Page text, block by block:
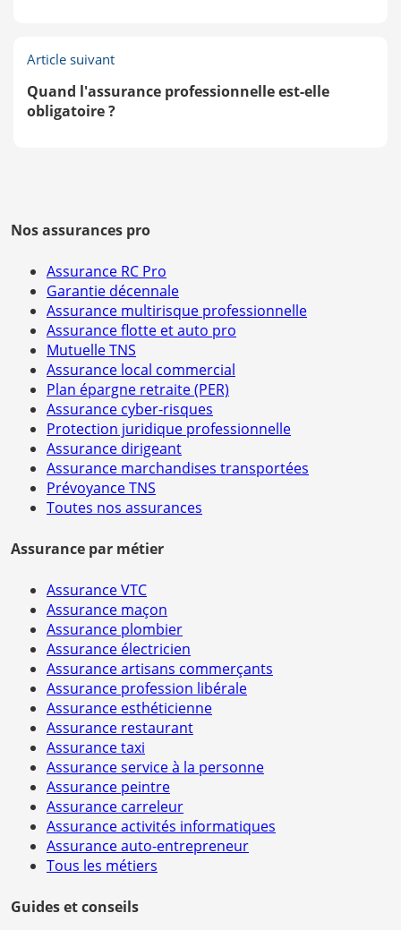
Article suivant
Quand l'assurance professionnelle est-elle
obligatoire ?
Nos assurances pro
Assurance RC Pro
Garantie décennale
Assurance multirisque professionnelle
Assurance flotte et auto pro
Mutuelle TNS
Assurance local commercial
Plan épargne retraite (PER)
Assurance cyber-risques
Protection juridique professionnelle
Assurance dirigeant
Assurance marchandises transportées
Prévoyance TNS
Toutes nos assurances
Assurance par métier
Assurance VTC
Assurance maçon
Assurance plombier
Assurance électricien
Assurance artisans commerçants
Assurance profession libérale
Assurance esthéticienne
Assurance restaurant
Assurance taxi
Assurance service à la personne
Assurance peintre
Assurance carreleur
Assurance activités informatiques
Assurance auto-entrepreneur
Tous les métiers
Guides et conseils